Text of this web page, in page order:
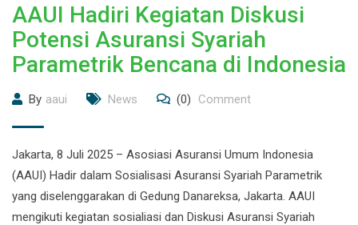
AAUI Hadiri Kegiatan Diskusi
Potensi Asuransi Syariah
Parametrik Bencana di Indonesia
By aaui News (0) Comment
Jakarta, 8 Juli 2025 – Asosiasi Asuransi Umum Indonesia
(AAUI) Hadir dalam Sosialisasi Asuransi Syariah Parametrik
yang diselenggarakan di Gedung Danareksa, Jakarta. AAUI
mengikuti kegiatan sosialiasi dan Diskusi Asuransi Syariah